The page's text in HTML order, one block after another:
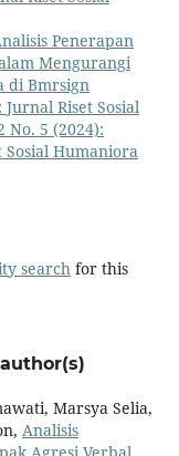
Penerapan
Mengurangi
di Bmrsign
Jurnal Riset Sosial
No. 5 (2024):
Sosial Humaniora
searchfor this
Marsya Selia,
Analisis